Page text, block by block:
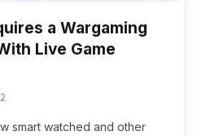
a Wargaming
Live Game
smart watched and other